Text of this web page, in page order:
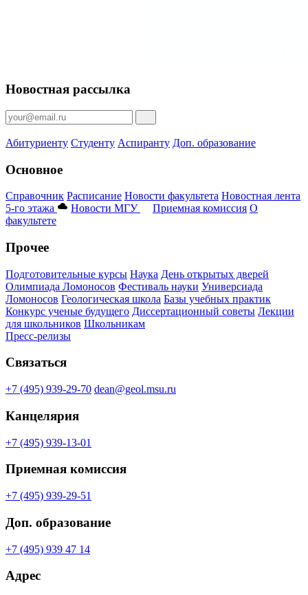
Новостная рассылка
Абитуриенту Студенту Аспиранту Доп. образование
Основное
Справочник Расписание Новости факультета Новостная лента
5-го этажа
Новости МГУ Приемная комиссия О
факультете
Прочее
Подготовительные курсы Наука День открытых дверей
Олимпиада Ломоносов Фестиваль науки Универсиада
Ломоносов Геологическая школа Базы учебных практик
Конкурс ученые будущего Диссертационный советы Лекции
для школьников Школьникам
Пресс-релизы
Связаться
+7 (495) 939-29-70 dean@geol.msu.ru
Канцелярия
+7 (495) 939-13-01
Приемная комиссия
+7 (495) 939-29-51
Доп. образование
+7 (495) 939 47 14
Адрес